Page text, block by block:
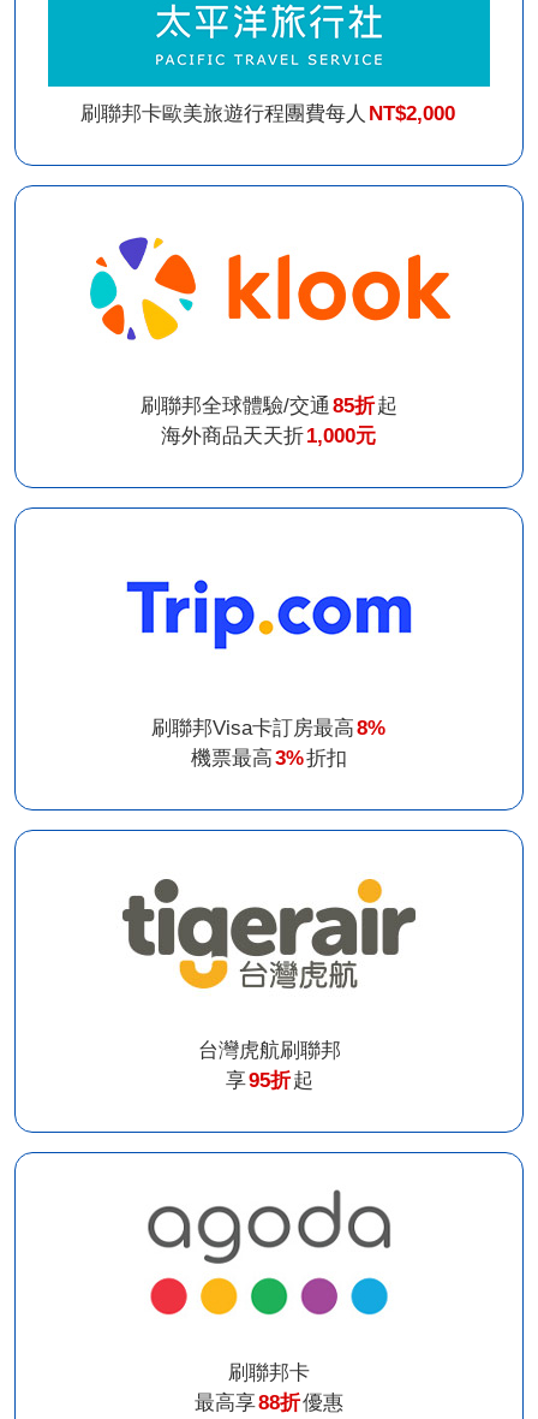
刷聯邦卡歐美旅遊行程團費每人 NT$2,000
刷聯邦全球體驗/交通 85折起
海外商品天天折1,000元
刷聯邦Visa卡訂房最高8%
機票最高3%折扣
台灣虎航刷聯邦
享95折起
刷聯邦卡
最高享88折優惠